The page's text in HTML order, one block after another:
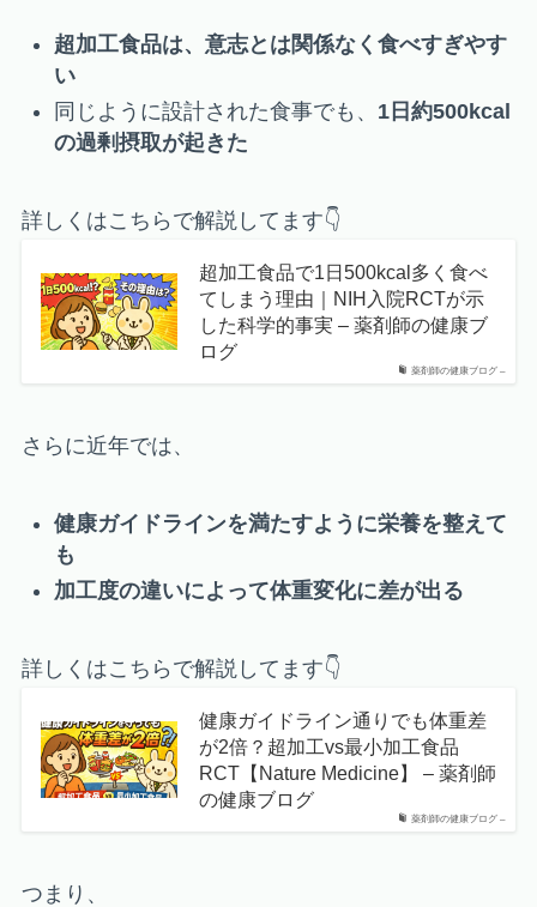
超加工食品は、意志とは関係なく食べすぎやす
い
同じように設計された食事でも、 1日約500kcal
の過剰摂取が起きた
詳しくはこちらで解説してます👇
薬剤師の健康ブログ –
超加工食品で1日500kcal多く食べ
てしまう理由｜NIH入院RCTが示
した科学的事実 – 薬剤師の健康ブ
ログ
さらに近年では、
健康ガイドラインを満たすように栄養を整えて
も
加工度の違いによって体重変化に差が出る
詳しくはこちらで解説してます👇
薬剤師の健康ブログ –
健康ガイドライン通りでも体重差
が2倍？超加工vs最小加工食品
RCT【Nature Medicine】 – 薬剤師
の健康ブログ
つまり、